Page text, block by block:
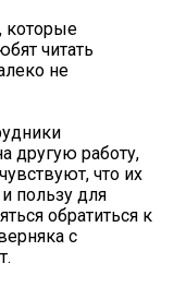
которые
читать
не
другую работу,
что их
пользу для
обратиться к
с